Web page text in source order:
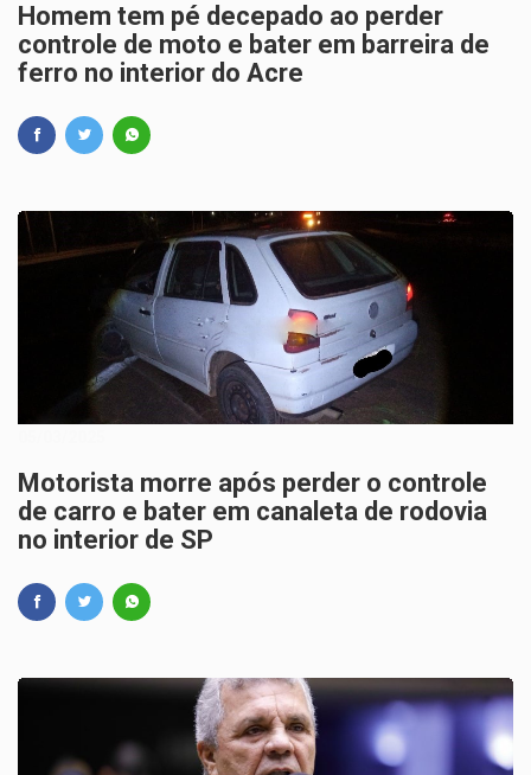
Homem tem pé decepado ao perder
controle de moto e bater em barreira de
ferro no interior do Acre
Motorista morre após perder o controle
de carro e bater em canaleta de rodovia
no interior de SP